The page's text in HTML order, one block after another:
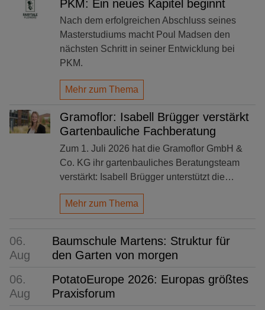
PKM: Ein neues Kapitel beginnt
Nach dem erfolgreichen Abschluss seines
Masterstudiums macht Poul Madsen den
nächsten Schritt in seiner Entwicklung bei
PKM.
Mehr zum Thema
Gramoflor: Isabell Brügger verstärkt
Gartenbauliche Fachberatung
Zum 1. Juli 2026 hat die Gramoflor GmbH &
Co. KG ihr gartenbauliches Beratungsteam
verstärkt: Isabell Brügger unterstützt die…
Mehr zum Thema
06.
Aug
Baumschule Martens: Struktur für
den Garten von morgen
06.
Aug
PotatoEurope 2026: Europas größtes
Praxisforum